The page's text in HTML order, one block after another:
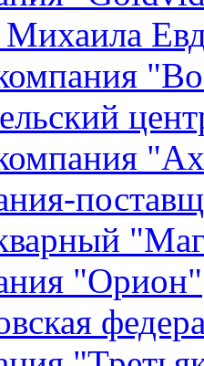
Михаила
"Орион"